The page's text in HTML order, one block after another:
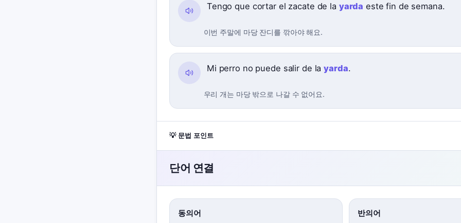
Tengo que cortar el zacate de la yarda este fin de semana.
이번 주말에 마당 잔디를 깎아야 해요.
Mi perro no puede salir de layarda.
우리 개는 마당 밖으로 나갈 수 없어요.
💡 문법 포인트
단어 연결
동의어 반의어